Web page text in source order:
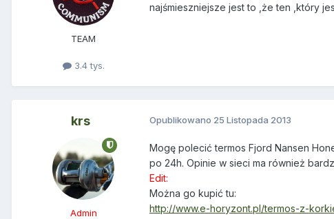
TEAM
3.4 tys.
najśmieszniejsze jest to ,że ten ,który
krs
Admin
Opublikowano 25 Listopada 2013
Mogę polecić termos Fjord Nansen
po 24h. Opinie w sieci ma również
Edit:
Można go kupić tu:
http://www.e-horyzont.pl/termos-z-